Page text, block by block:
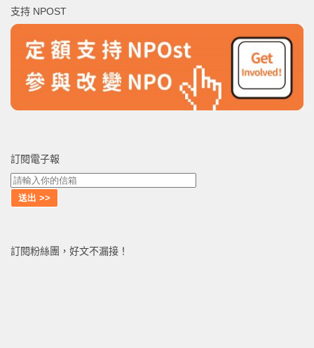
字:
支持 NPOST
訂閱電子報
訂閱粉絲團，好文不漏接！